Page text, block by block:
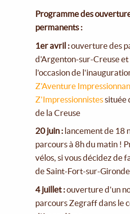
Programme des
permanents :
1er avril :ouverture des
d'Argenton-sur-Creuse et
l'occasion de
Z'Aventure
Z'Impressionnistessituée
de la Creuse
20 juin : lancement de 18
parcours à 8h du matin !
vélos, si vous décidez de
de Saint-Fort-sur-Gironde
4 juillet :ouverture d'un
parcours Zegraff dans le